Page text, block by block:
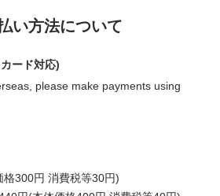
い方法について
ード対応)
please make payments using
300円 消費税等30円)